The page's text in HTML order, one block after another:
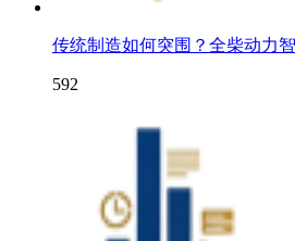
传统制造如何突围？全柴动力
592